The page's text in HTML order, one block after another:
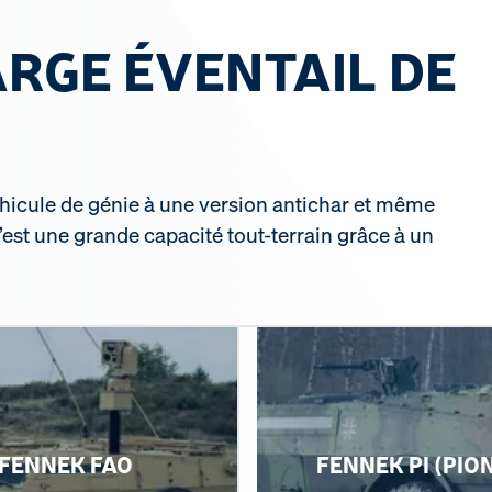
ÉVENTAIL DE
de génie à une version antichar et même
une grande capacité tout-terrain grâce à un
FAO FENNEK PI